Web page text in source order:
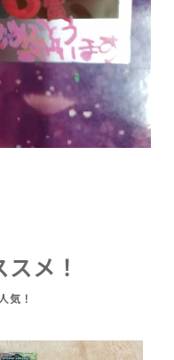
メ！